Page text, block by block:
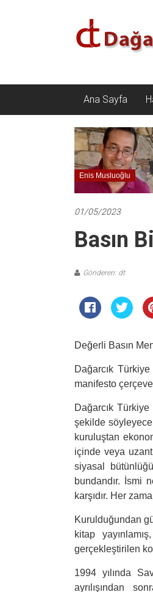
Dağarcık
Türkiye
Türkiye
Cumhuriyeti…
Ana Sayfa
Enis Musluoğlu
01/05/2023
Basın
Gönderen: dt
Değerli Basın
Dağarcık
manifesto
Dağarcık
şekilde
kuruluştan
içinde veya
siyasal
bundandır. İsmi
karşıdır. Her
Kurulduğundan
kitap
gerçekleştirilen
1994 yılında
ayrılışından